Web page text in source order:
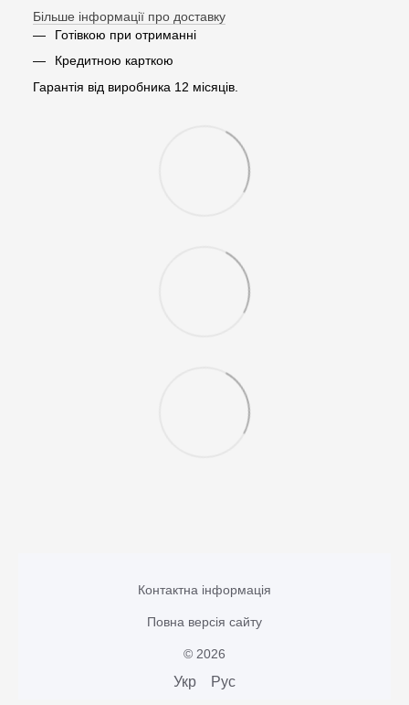
Більше інформації про доставку
Готівкою при отриманні
Кредитною карткою
Гарантія від виробника 12 місяців.
Контактна інформація
Повна версія сайту
© 2026
Укр Рус